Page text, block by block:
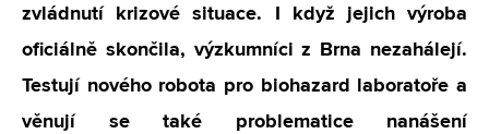
zvládnutí krizové situace. I když jejich výroba
oficiálně skončila, výzkumníci z Brna nezahálejí.
Testují nového robota pro biohazard laboratoře a
věnují se také problematice nanášení